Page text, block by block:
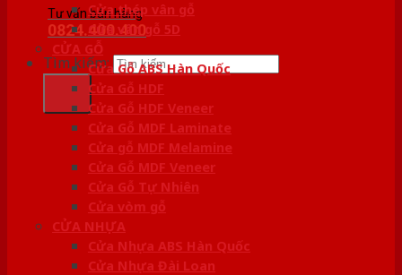
Tư vấn bán hàng
0824.400.400
Tìm kiếm:
Cửa thép vân gỗ
Cửa vân gỗ 5D
CỬA GỖ
Cửa Gỗ ABS Hàn Quốc
Cửa Gỗ HDF
Cửa Gỗ HDF Veneer
Cửa Gỗ MDF Laminate
Cửa gỗ MDF Melamine
Cửa Gỗ MDF Veneer
Cửa Gỗ Tự Nhiên
Cửa vòm gỗ
CỬA NHỰA
Cửa Nhựa ABS Hàn Quốc
Cửa Nhựa Đài Loan